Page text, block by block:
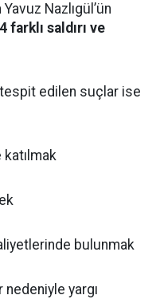
Nazlıgül’ün
4 farklı saldırı ve
tespit edilen suçlar ise
bulunmak
yargı